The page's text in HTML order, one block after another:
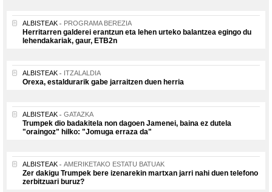
ALBISTEAK PROGRAMA BEREZIA
Herritarren galderei erantzun eta lehen urteko balantzea egingo du
lehendakariak, gaur, ETB2n
ALBISTEAK ITZALALDIA
Orexa, estaldurarik gabe jarraitzen duen herria
ALBISTEAK GATAZKA
Trumpek dio badakitela non dagoen Jamenei, baina ez dutela
"oraingoz" hilko: "Jomuga erraza da"
ALBISTEAK AMERIKETAKO ESTATU BATUAK
Zer dakigu Trumpek bere izenarekin martxan jarri nahi duen telefono
zerbitzuari buruz?